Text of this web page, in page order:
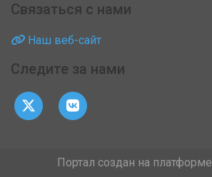
Связаться с нами
Наш веб-сайт
Следите за нами
Портал создан на платформе